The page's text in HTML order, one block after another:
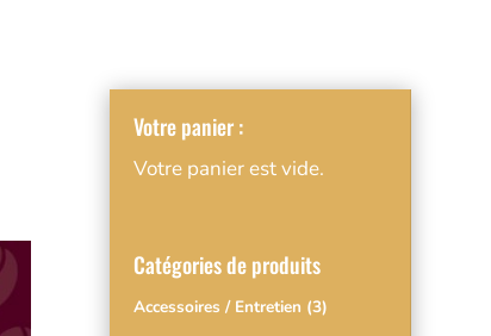
Votre panier :
Votre panier est vide.
Catégories de produits
Accessoires / Entretien (3)